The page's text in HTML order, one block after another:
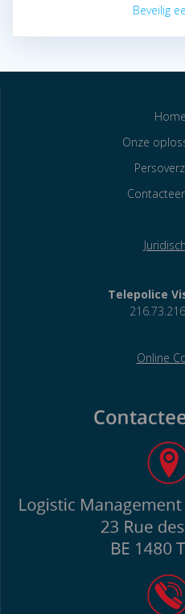
Beveilig
Home
Onze
Telepolice
Online